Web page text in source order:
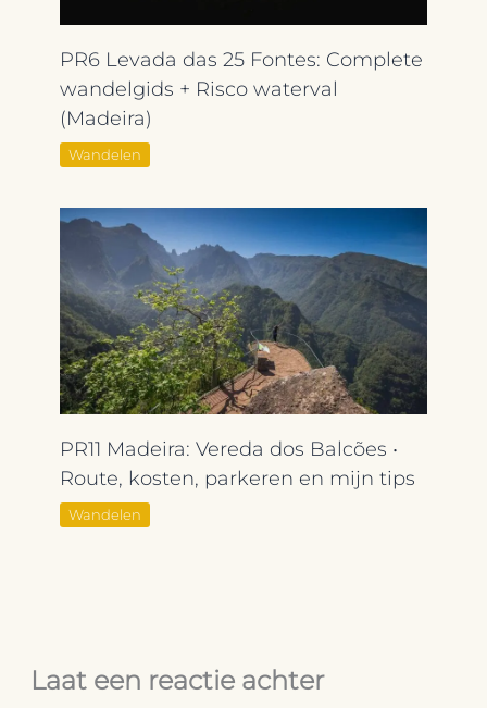
PR6 Levada das 25 Fontes: Complete
wandelgids + Risco waterval
(Madeira)
Wandelen
PR11 Madeira: Vereda dos Balcões •
Route, kosten, parkeren en mijn tips
Wandelen
Laat een reactie achter